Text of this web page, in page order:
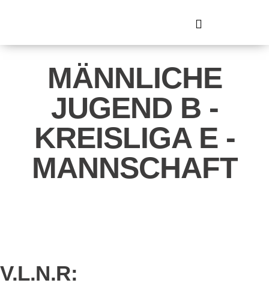
MÄNNLICHE
JUGEND B -
KREISLIGA E -
MANNSCHAFT
V.L.N.R: